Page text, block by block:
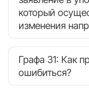
который
изменения
Графа 31: Как
ошибиться?